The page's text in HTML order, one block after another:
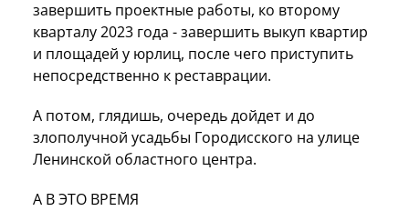
завершить проектные работы, ко второму
кварталу 2023 года - завершить выкуп квартир
и площадей у юрлиц, после чего приступить
непосредственно к реставрации.
А потом, глядишь, очередь дойдет и до
злополучной усадьбы Городисского на улице
Ленинской областного центра.
А В ЭТО ВРЕМЯ